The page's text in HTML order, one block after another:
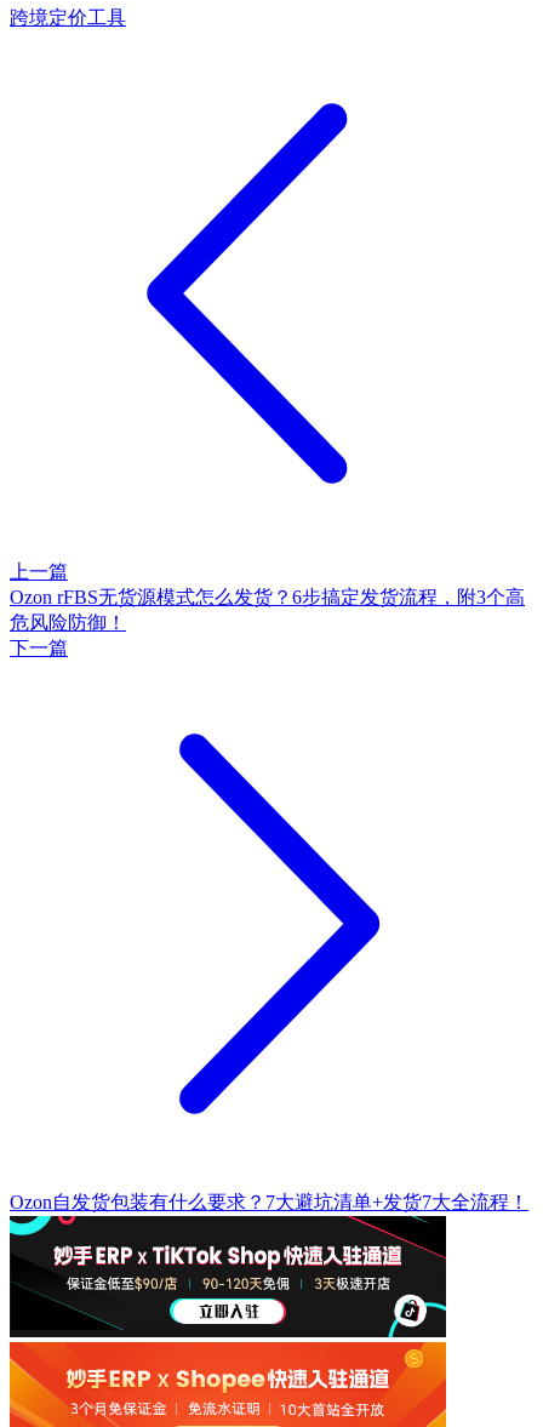
跨境定价工具
上一篇
Ozon rFBS无货源模式怎么发货？6步搞定发货流程，附3个高
危风险防御！
下一篇
Ozon自发货包装有什么要求？7大避坑清单+发货7大全流程！